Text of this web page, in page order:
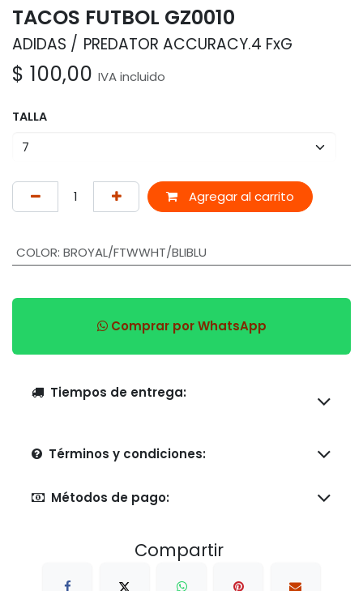
TACOS FUTBOL GZ0010
ADIDAS PREDATOR ACCURACY.4 FxG
$ 100,00 IVA incluido
TALLA
Agregar al carrito
COLOR: BROYAL/FTWWHT/BLIBLU
Comprar por WhatsApp
Tiempos de entrega:
Términos y condiciones:
Métodos de pago:
Compartir